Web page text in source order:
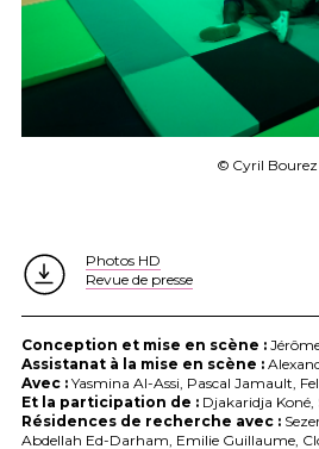
© Cyril Bourez
Photos HD
Revue de presse
Conception et mise en scène :
Assistanat à la mise en scène :
Avec :Yasmina Al-Assi, Pascal Jamault,
Et la participation de :Djakaridja Koné,
Résidences de recherche avec :
Abdellah Ed-Darham, Emilie Guillaume,